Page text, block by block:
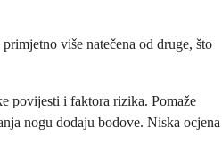
više natečena od druge, što
povijesti i faktora rizika. Pomaže
nogu dodaju bodove. Niska ocjena